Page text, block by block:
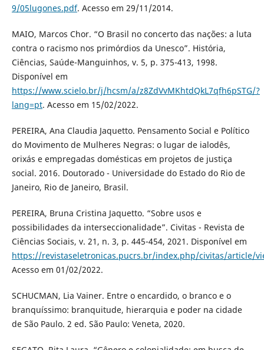
9/05lugones.pdf. Acesso em 29/11/2014.
MAIO, Marcos Chor. “O Brasil no concerto das nações: a luta
contra o racismo nos primórdios da Unesco”. História,
Ciências, Saúde-Manguinhos, v. 5, p. 375-413, 1998.
Disponível em
https://www.scielo.br/j/hcsm/a/z8ZdVvMKhtdQkL7qfh6pSTG/?
lang=pt. Acesso em 15/02/2022.
PEREIRA, Ana Claudia Jaquetto. Pensamento Social e Político
do Movimento de Mulheres Negras: o lugar de ialodês,
orixás e empregadas domésticas em projetos de justiça
social. 2016. Doutorado - Universidade do Estado do Rio de
Janeiro, Rio de Janeiro, Brasil.
PEREIRA, Bruna Cristina Jaquetto. “Sobre usos e
possibilidades da interseccionalidade”. Civitas - Revista de
Ciências Sociais, v. 21, n. 3, p. 445-454, 2021. Disponível em
https://revistaseletronicas.pucrs.br/index.php/civitas/article/
Acesso em 01/02/2022.
SCHUCMAN, Lia Vainer. Entre o encardido, o branco e o
branquíssimo: branquitude, hierarquia e poder na cidade
de São Paulo. 2 ed. São Paulo: Veneta, 2020.